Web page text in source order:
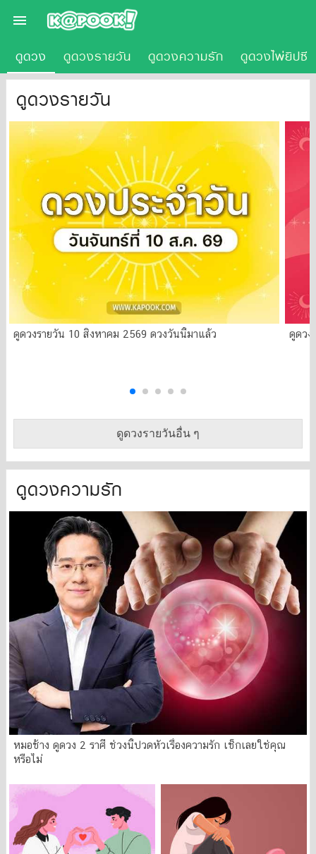

ดูดวง ดูดวงรายวัน ดูดวงความรัก ดูดวงไพ่ยิปซี
ดูดวงรายวัน
ดูดวงรายวัน 10 สิงหาคม 2569 ดวงวันนี้มาแล้ว ดูดวง
ดูดวงรายวันอื่น ๆ
ดูดวงความรัก
หมอช้าง ดูดวง 2 ราศี ช่วงนี้ปวดหัวเรื่องความรัก เช็กเลยใช่คุณ
หรือไม่